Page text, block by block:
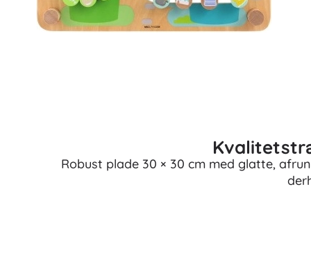
Robust plade 30 × 30 cm med glatte,